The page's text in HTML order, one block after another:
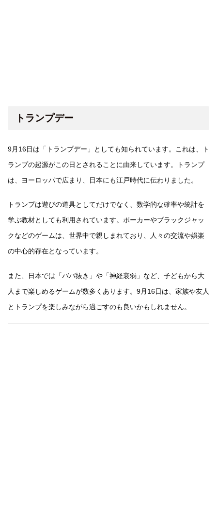
トランプデー
9月16日は「トランプデー」としても知られています。これは、ト
ランプの起源がこの日とされることに由来しています。トランプ
は、ヨーロッパで広まり、日本にも江戸時代に伝わりました。
トランプは遊びの道具としてだけでなく、数学的な確率や統計を
学ぶ教材としても利用されています。ポーカーやブラックジャッ
クなどのゲームは、世界中で親しまれており、人々の交流や娯楽
の中心的存在となっています。
また、日本では「ババ抜き」や「神経衰弱」など、子どもから大
人まで楽しめるゲームが数多くあります。9月16日は、家族や友人
とトランプを楽しみながら過ごすのも良いかもしれません。